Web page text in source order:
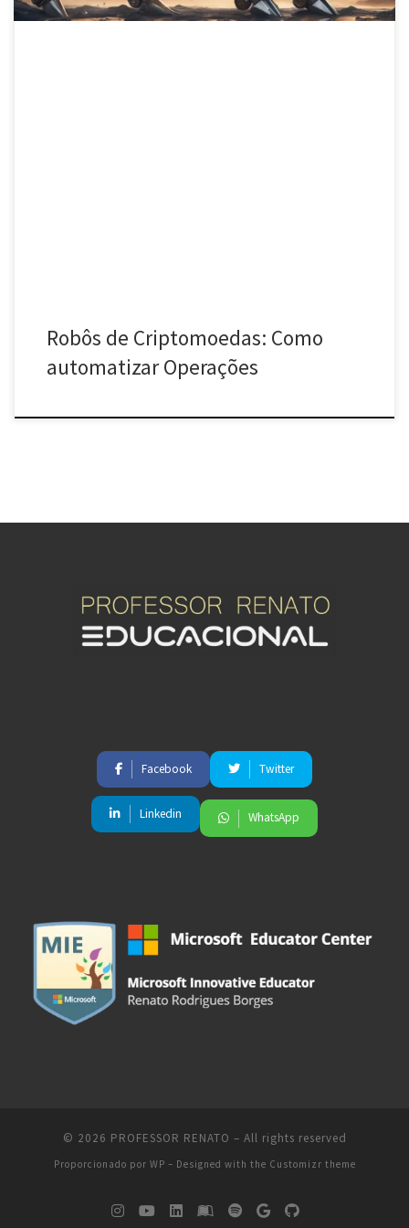
Robôs de Criptomoedas: Como
automatizar Operações
Facebook Twitter
Linkedin WhatsApp
© 2026 PROFESSOR RENATO – All rights reserved
Proporcionado por WP – Designed with the Customizr theme